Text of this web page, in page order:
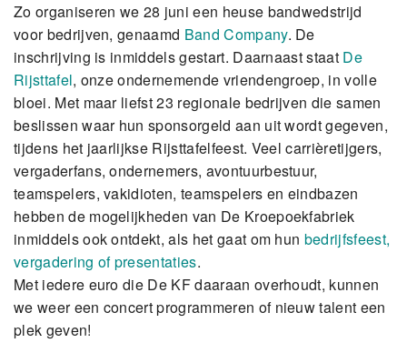
Zo organiseren we 28 juni een heuse bandwedstrijd
voor bedrijven, genaamd Band Company. De
inschrijving is inmiddels gestart. Daarnaast staat De
Rijsttafel, onze ondernemende vriendengroep, in volle
bloei. Met maar liefst 23 regionale bedrijven die samen
beslissen waar hun sponsorgeld aan uit wordt gegeven,
tijdens het jaarlijkse Rijsttafelfeest. Veel carrièretijgers,
vergaderfans, ondernemers, avontuurbestuur,
teamspelers, vakidioten, teamspelers en eindbazen
hebben de mogelijkheden van De Kroepoekfabriek
inmiddels ook ontdekt, als het gaat om hun bedrijfsfeest,
vergadering of presentaties.
Met iedere euro die De KF daaraan overhoudt, kunnen
we weer een concert programmeren of nieuw talent een
plek geven!